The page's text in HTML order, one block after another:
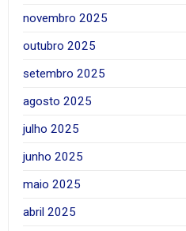
novembro 2025
outubro 2025
setembro 2025
agosto 2025
julho 2025
junho 2025
maio 2025
abril 2025